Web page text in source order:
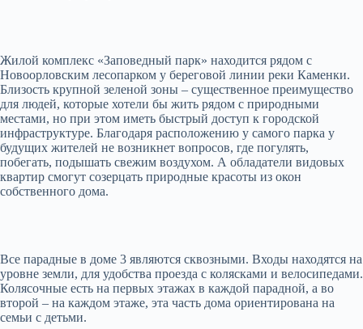
Жилой комплекс «Заповедный парк» находится рядом с
Новоорловским лесопарком у береговой линии реки Каменки.
Близость крупной зеленой зоны – существенное преимущество
для людей, которые хотели бы жить рядом с природными
местами, но при этом иметь быстрый доступ к городской
инфраструктуре. Благодаря расположению у самого парка у
будущих жителей не возникнет вопросов, где погулять,
побегать, подышать свежим воздухом. А обладатели видовых
квартир смогут созерцать природные красоты из окон
собственного дома.
Все парадные в доме 3 являются сквозными. Входы находятся на
уровне земли, для удобства проезда с колясками и велосипедами.
Колясочные есть на первых этажах в каждой парадной, а во
второй – на каждом этаже, эта часть дома ориентирована на
семьи с детьми.